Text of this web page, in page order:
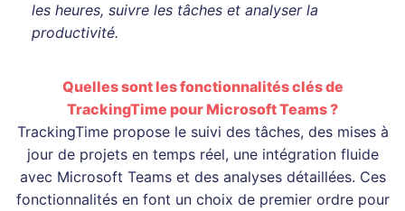
les heures, suivre les tâches et analyser la
productivité.
Quelles sont les fonctionnalités clés de
TrackingTime pour Microsoft Teams ?
TrackingTime propose le suivi des tâches, des mises à
jour de projets en temps réel, une intégration fluide
avec Microsoft Teams et des analyses détaillées. Ces
fonctionnalités en font un choix de premier ordre pour